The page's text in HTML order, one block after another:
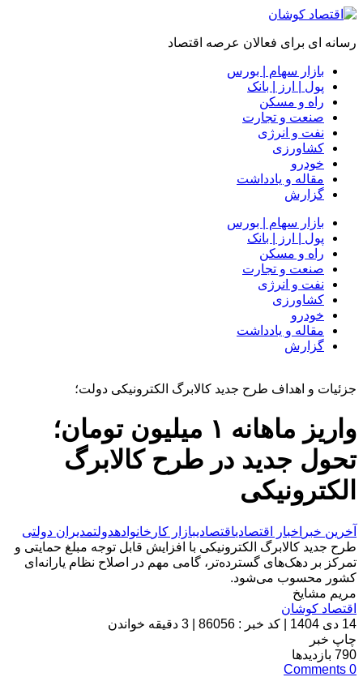
رسانه ای برای فعالان عرصه اقتصاد
بازار سهام | بورس
پول | ارز | بانک
راه و مسکن
صنعت و تجارت
نفت و انرژی
کشاورزی
خودرو
مقاله و یادداشت
گزارش
بازار سهام | بورس
پول | ارز | بانک
راه و مسکن
صنعت و تجارت
نفت و انرژی
کشاورزی
خودرو
مقاله و یادداشت
گزارش
جزئیات و اهداف طرح جدید کالابرگ الکترونیکی دولت؛
واریز ماهانه ۱ میلیون تومان؛
تحول جدید در طرح کالابرگ
الکترونیکی
آخرین خبر اخبار اقتصادیاقتصادیبازار کار خانوادهدولتمدیران دولتی
طرح جدید کالابرگ الکترونیکی با افزایش قابل توجه مبلغ حمایتی و
تمرکز بر دهک‌های گسترده‌تر، گامی مهم در اصلاح نظام یارانه‌ای
کشور محسوب می‌شود.
مریم مشایخ
اقتصاد کوشان
14 دی 1404
کد خبر : 86056
3 دقیقه خواندن
چاپ خبر
790 بازدیدها
0
Comments